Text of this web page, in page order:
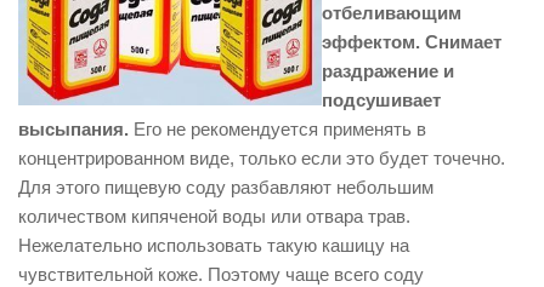
отбеливающим
эффектом. Снимает
раздражение и
подсушивает
высыпания. Его не рекомендуется применять в
концентрированном виде, только если это будет точечно.
Для этого пищевую соду разбавляют небольшим
количеством кипяченой воды или отвара трав.
Нежелательно использовать такую кашицу на
чувствительной коже. Поэтому чаще всего соду